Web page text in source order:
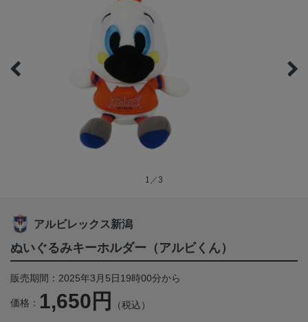
1／3
アルビレックス新潟
ぬいぐるみキーホルダー（アルビくん）
販売期間：2025年3月5日19時00分から
価格： 1,650円 （税込）